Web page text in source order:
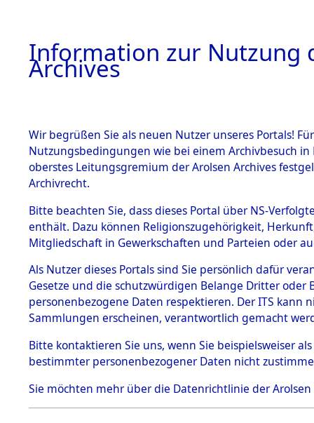
BESTÄNDE
1.
mente
5. Verschiedenes
5.3
Todesmärsche
5.3.1 Alliierte
Erhebungen
zu
Todesmärsch
en
5.3.2
0003
Information zur Nutzung
Archives
Wir begrüßen Sie als neuen Nutzer unseres Portals!
Nutzungsbedingungen wie bei einem Archivbesuch
oberstes Leitungsgremium der Arolsen Archives
Archivrecht.
Bitte beachten Sie, dass dieses Portal über NS-
enthält. Dazu können Religionszugehörigkeit,
Mitgliedschaft in Gewerkschaften und Parteien oder
Als Nutzer dieses Portals sind Sie persönlich dafür
Gesetze und die schutzwürdigen Belange Dritter
personenbezogene Daten respektieren. Der ITS
Sammlungen erscheinen, verantwortlich gemacht
Bitte kontaktieren Sie uns, wenn Sie beispielsweiser
bestimmter personenbezogener Daten nicht
Sie möchten mehr über die Datenrichtlinie der Arolsen